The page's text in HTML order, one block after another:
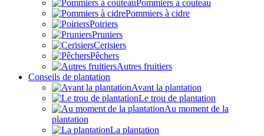
Pommiers à couteau
Pommiers à cidre
Poiriers
Pruniers
Cerisiers
Pêchers
Autres fruitiers
Conseils de plantation
Avant la plantation
Le trou de plantation
Au moment de la
plantation
La plantation